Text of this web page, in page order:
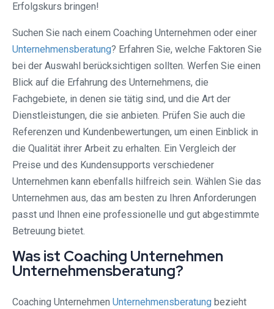
Erfolgskurs bringen!
Suchen Sie nach einem Coaching Unternehmen oder einer
Unternehmensberatung? Erfahren Sie, welche Faktoren Sie
bei der Auswahl berücksichtigen sollten. Werfen Sie einen
Blick auf die Erfahrung des Unternehmens, die
Fachgebiete, in denen sie tätig sind, und die Art der
Dienstleistungen, die sie anbieten. Prüfen Sie auch die
Referenzen und Kundenbewertungen, um einen Einblick in
die Qualität ihrer Arbeit zu erhalten. Ein Vergleich der
Preise und des Kundensupports verschiedener
Unternehmen kann ebenfalls hilfreich sein. Wählen Sie das
Unternehmen aus, das am besten zu Ihren Anforderungen
passt und Ihnen eine professionelle und gut abgestimmte
Betreuung bietet.
Was ist Coaching Unternehmen
Unternehmensberatung?
Coaching Unternehmen Unternehmensberatung bezieht